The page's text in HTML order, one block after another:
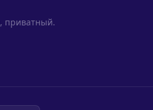
приватный.